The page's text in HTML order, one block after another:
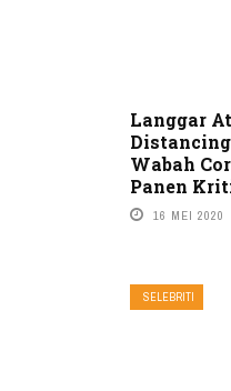
Langgar
Wabah
Panen
16 MEI 2020
SELEBRITI